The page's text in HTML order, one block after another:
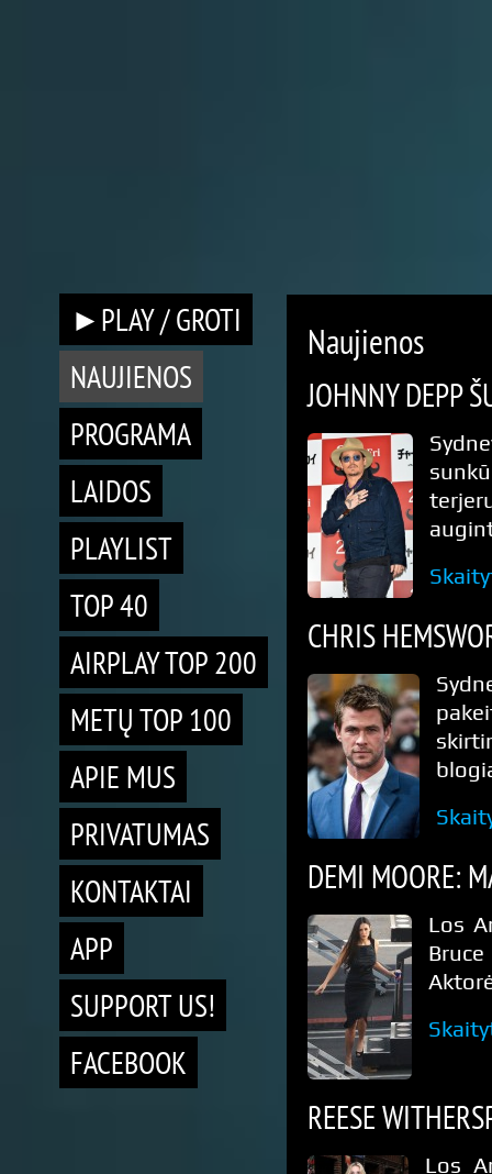
►PLAY / GROTI
NAUJIENOS
PROGRAMA
LAIDOS
PLAYLIST
TOP 40
AIRPLAY TOP 200
METŲ TOP 100
APIE MUS
PRIVATUMAS
KONTAKTAI
APP
SUPPORT US!
FACEBOOK
Naujienos
JOHNNY DEPP
CHRIS
DEMI MOORE:
Los
REESE
Los